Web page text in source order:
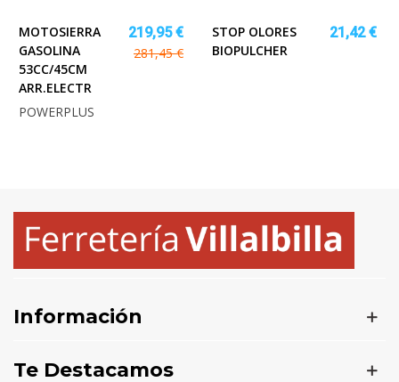
MOTOSIERRA
GASOLINA
53CC/45CM
ARR.ELECTR
219,95 €
281,45 €
POWERPLUS
STOP OLORES
BIOPULCHER
21,42 €
Información
Te Destacamos